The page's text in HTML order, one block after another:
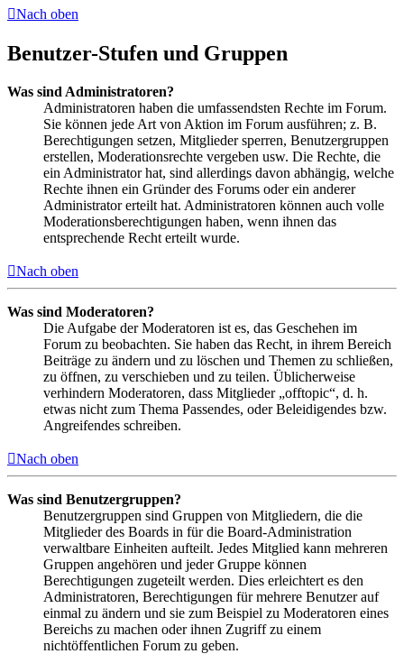
Nach oben
Benutzer-Stufen und Gruppen
Was sind Administratoren?
Administratoren haben die umfassendsten Rechte im Forum.
Sie können jede Art von Aktion im Forum ausführen; z. B.
Berechtigungen setzen, Mitglieder sperren, Benutzergruppen
erstellen, Moderationsrechte vergeben usw. Die Rechte, die
ein Administrator hat, sind allerdings davon abhängig, welche
Rechte ihnen ein Gründer des Forums oder ein anderer
Administrator erteilt hat. Administratoren können auch volle
Moderationsberechtigungen haben, wenn ihnen das
entsprechende Recht erteilt wurde.
Nach oben
Was sind Moderatoren?
Die Aufgabe der Moderatoren ist es, das Geschehen im
Forum zu beobachten. Sie haben das Recht, in ihrem Bereich
Beiträge zu ändern und zu löschen und Themen zu schließen,
zu öffnen, zu verschieben und zu teilen. Üblicherweise
verhindern Moderatoren, dass Mitglieder „offtopic“, d. h.
etwas nicht zum Thema Passendes, oder Beleidigendes bzw.
Angreifendes schreiben.
Nach oben
Was sind Benutzergruppen?
Benutzergruppen sind Gruppen von Mitgliedern, die die
Mitglieder des Boards in für die Board-Administration
verwaltbare Einheiten aufteilt. Jedes Mitglied kann mehreren
Gruppen angehören und jeder Gruppe können
Berechtigungen zugeteilt werden. Dies erleichtert es den
Administratoren, Berechtigungen für mehrere Benutzer auf
einmal zu ändern und sie zum Beispiel zu Moderatoren eines
Bereichs zu machen oder ihnen Zugriff zu einem
nichtöffentlichen Forum zu geben.